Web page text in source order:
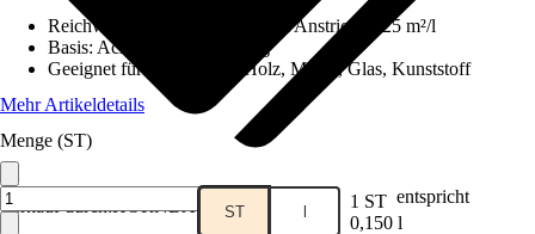
Verkauf durch:HORNBACH
Reichweite (ca.) bei einmaligem Anstrich
6,25 m²/l
Basis: Acryl, Lösemittelhaltig
Geeignet für Untergrund
Holz, Metall, Glas, Kunststoff
Mehr Artikeldetails
Menge (ST)
ST l 1 ST entspricht
0,150 l